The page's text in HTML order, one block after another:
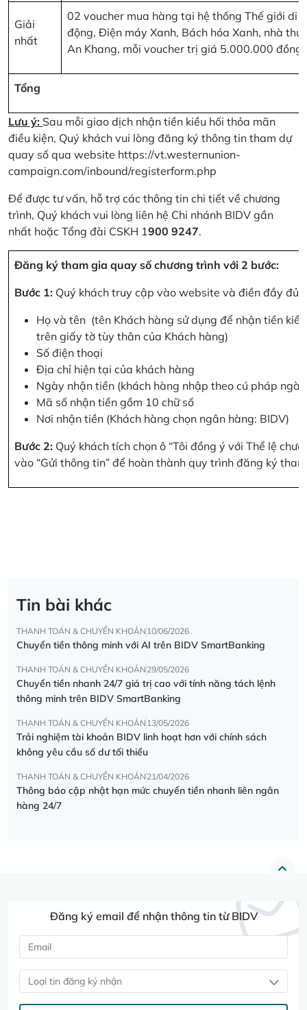
Giải
nhất
02 voucher mua hàng tại hệ thống Thế giới di
động, Điện máy Xanh, Bách hóa Xanh, nhà
An Khang, mỗi voucher trị giá 5.000.000 đồng
Tổng
Lưu ý: Sau mỗi giao dịch nhận tiền kiều hối thỏa mãn
điều kiện, Quý khách vui lòng đăng ký thông tin tham dự
quay số qua website https://vt.westernunion-
campaign.com/inbound/registerform.php
Để được tư vấn, hỗ trợ các thông tin chi tiết về chương
trình, Quý khách vui lòng liên hệ Chi nhánh BIDV gần
nhất hoặc Tổng đài CSKH 1900 9247.
Đăng ký tham gia quay số chương trình với 2 bước:
Bước 1: Quý khách truy cập vào website và điền đầy đủ
Họ và tên (tên Khách hàng sử dụng để nhận tiền
trên giấy tờ tùy thân của Khách hàng)
Số điện thoại
Địa chỉ hiện tại của khách hàng
Ngày nhận tiền (khách hàng nhập theo cú pháp
Mã số nhận tiền gồm 10 chữ số
Nơi nhận tiền (Khách hàng chọn ngân hàng: BIDV)
Bước 2: Quý khách tích chọn ô “Tôi đồng ý với Thể lệ
vào “Gửi thông tin” để hoàn thành quy trình đăng ký
Tin bài khác
THANH TOÁN & CHUYỂN KHOẢN 10/06/2026
Chuyển tiền thông minh với AI trên BIDV SmartBanking
THANH TOÁN & CHUYỂN KHOẢN 29/05/2026
Chuyển tiền nhanh 24/7 giá trị cao với tính năng tách lệnh
thông minh trên BIDV SmartBanking
THANH TOÁN & CHUYỂN KHOẢN 13/05/2026
Trải nghiệm tài khoản BIDV linh hoạt hơn với chính sách
không yêu cầu số dư tối thiểu
THANH TOÁN & CHUYỂN KHOẢN 21/04/2026
Thông báo cập nhật hạn mức chuyển tiền nhanh liên ngân
hàng 24/7
Đăng ký email để nhận thông tin từ BIDV
Loại tin đăng ký nhận